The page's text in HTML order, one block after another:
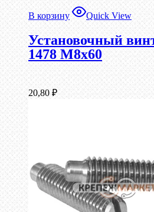
В корзину Quick View
Установочный
1478 М8х60
20,80 ₽